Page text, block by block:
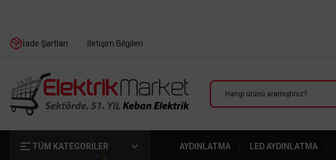
İade Şartları İletişim Bilgileri
TÜM KATEGORİLER AYDINLATMA LED AYDINLATMA